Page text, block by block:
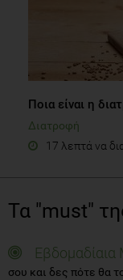
Ποια είναι η
Διατροφή
17 λεπτά να
Τα "must"
σου και δες πότε θα